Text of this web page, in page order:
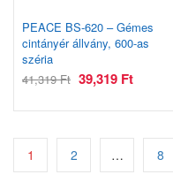
PEACE BS-620 – Gémes
cintányér állvány, 600-as
széria
41,319Ft 39,319 Ft
1 2 … 8